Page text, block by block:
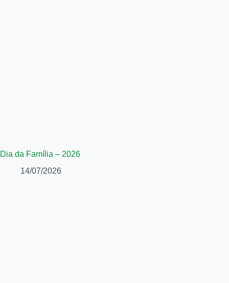
Dia da Família – 2026
14/07/2026